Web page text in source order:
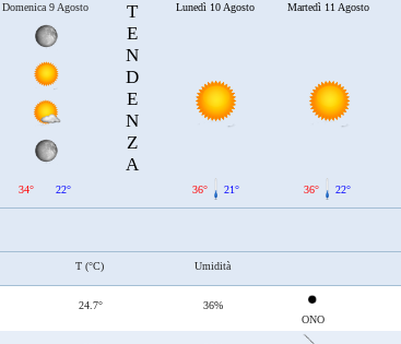
Domenica 9 Agosto
34° 22°
T
E
N
D
E
N
Z
A
Lunedì 10 Agosto
36° 21°
Martedì 11 Agosto
36° 22°
T (°C) Umidità
24.7°
36%
ONO